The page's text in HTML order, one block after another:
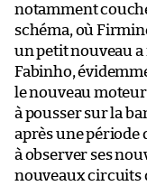
notamment
schéma, où
un petit nouveau a
Fabinho,
le nouveau
à pousser sur la
après une période
à observer ses
nouveaux circuits